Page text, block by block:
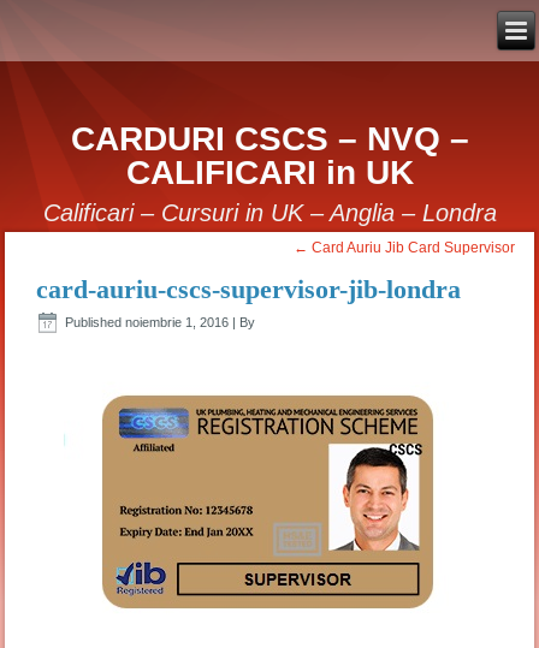
CARDURI CSCS – NVQ –
CALIFICARI in UK
Calificari – Cursuri in UK – Anglia – Londra
← Card Auriu Jib Card Supervisor
card-auriu-cscs-supervisor-jib-londra
Published noiembrie 1, 2016 | By